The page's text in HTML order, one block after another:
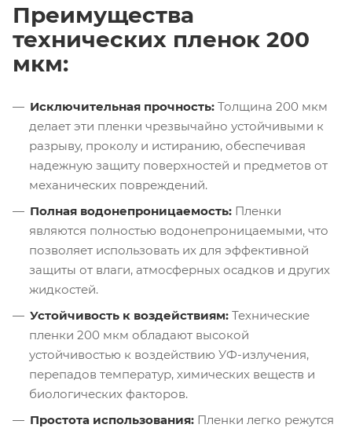
Преимущества
технических пленок 200
мкм:
Исключительная прочность: Толщина 200 мкм
делает эти пленки чрезвычайно устойчивыми к
разрыву, проколу и истиранию, обеспечивая
надежную защиту поверхностей и предметов от
механических повреждений.
Полная водонепроницаемость: Пленки
являются полностью водонепроницаемыми, что
позволяет использовать их для эффективной
защиты от влаги, атмосферных осадков и других
жидкостей.
Устойчивость к воздействиям: Технические
пленки 200 мкм обладают высокой
устойчивостью к воздействию УФ-излучения,
перепадов температур, химических веществ и
биологических факторов.
Простота использования: Пленки легко режутся